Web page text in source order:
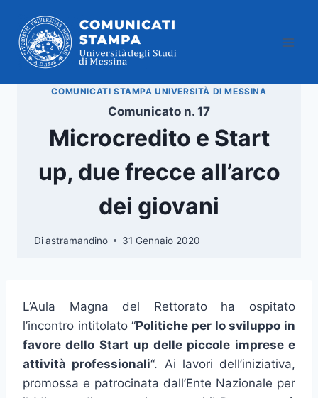
contenuto
COMUNICATI STAMPA UNIVERSITÀ DI MESSINA
Comunicato n. 17
Microcredito e Start
up, due frecce all’arco
dei giovani
Diastramandino 31 Gennaio 2020
L’Aula Magna del Rettorato ha ospitato
l’incontro intitolato “Politiche per lo sviluppo in
favore dello Start up delle piccole imprese e
attività professionali“. Ai lavori dell’iniziativa,
promossa e patrocinata dall’Ente Nazionale per